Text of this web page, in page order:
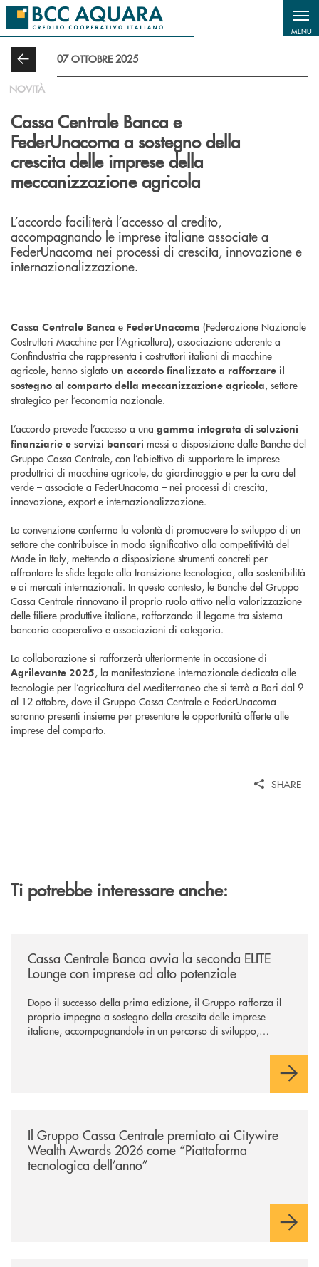
Salta al contenuto principale
MENU
07 OTTOBRE 2025
NOVITÀ
Cassa Centrale Banca e
FederUnacoma a sostegno della
crescita delle imprese della
meccanizzazione agricola
L’accordo faciliterà l’accesso al credito,
accompagnando le imprese italiane associate a
FederUnacoma nei processi di crescita, innovazione e
internazionalizzazione.
Cassa Centrale Banca e FederUnacoma (Federazione Nazionale
Costruttori Macchine per l’Agricoltura), associazione aderente a
Confindustria che rappresenta i costruttori italiani di macchine
agricole, hanno siglato un accordo finalizzato a rafforzare il
sostegno al comparto della meccanizzazione agricola, settore
strategico per l’economia nazionale.
L’accordo prevede l’accesso a una gamma integrata di soluzioni
finanziarie e servizi bancari messi a disposizione dalle Banche del
Gruppo Cassa Centrale, con l’obiettivo di supportare le imprese
produttrici di macchine agricole, da giardinaggio e per la cura del
verde – associate a FederUnacoma – nei processi di crescita,
innovazione, export e internazionalizzazione.
La convenzione conferma la volontà di promuovere lo sviluppo di un
settore che contribuisce in modo significativo alla competitività del
Made in Italy, mettendo a disposizione strumenti concreti per
affrontare le sfide legate alla transizione tecnologica, alla sostenibilità
e ai mercati internazionali. In questo contesto, le Banche del Gruppo
Cassa Centrale rinnovano il proprio ruolo attivo nella valorizzazione
delle filiere produttive italiane, rafforzando il legame tra sistema
bancario cooperativo e associazioni di categoria.
La collaborazione si rafforzerà ulteriormente in occasione di
Agrilevante 2025, la manifestazione internazionale dedicata alle
tecnologie per l’agricoltura del Mediterraneo che si terrà a Bari dal 9
al 12 ottobre, dove il Gruppo Cassa Centrale e FederUnacoma
saranno presenti insieme per presentare le opportunità offerte alle
imprese del comparto.
SHARE
Ti potrebbe interessare anche:
Cassa Centrale Banca avvia la seconda ELITE
Lounge con imprese ad alto potenziale
Dopo il successo della prima edizione, il Gruppo rafforza il
proprio impegno a sostegno della crescita delle imprese
italiane, accompagnandole in un percorso di sviluppo,
Il Gruppo Cassa Centrale premiato ai Citywire
Wealth Awards 2026 come “Piattaforma
tecnologica dell’anno”